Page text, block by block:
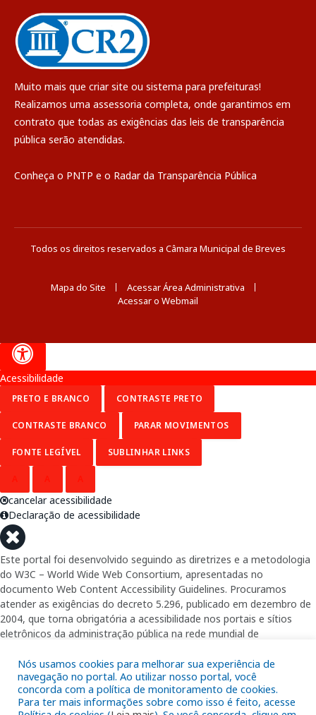
Muito mais que criar site ou sistema para prefeituras!
Realizamos uma assessoria completa, onde garantimos em
contrato que todas as exigências das leis de transparência
pública serão atendidas.
Conheça o PNTP e o Radar da Transparência Pública
Todos os direitos reservados a Câmara Municipal de Breves
Mapa do Site
Acessar Área Administrativa
Acessar o Webmail
Nós usamos cookies para melhorar sua experiência de
navegação no portal. Ao utilizar nosso portal, você
concorda com a política de monitoramento de cookies.
Para ter mais informações sobre como isso é feito, acesse
Acessibilidade
PRETO E BRANCO CONTRASTE PRETO
CONTRASTE BRANCO PARAR MOVIMENTOS
FONTE LEGÍVEL SUBLINHAR LINKS
cancelar acessibilidade
Declaração de acessibilidade
Este portal foi desenvolvido seguindo as diretrizes e a metodologia
do W3C – World Wide Web Consortium, apresentadas no
documento Web Content Accessibility Guidelines. Procuramos
atender as exigências do decreto 5.296, publicado em dezembro de
2004, que torna obrigatória a acessibilidade nos portais e sítios
eletrônicos da administração pública na rede mundial de
garantindo-lhes o pleno acesso aos conteúdos disponíveis.
Além de validações automáticas, foram realizados testes em
diversos navegadores e através do utilitário de acesso a Internet do